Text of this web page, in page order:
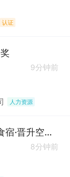
认证
9分钟前
人力资源
鼎程:汽车 普工/质检【5险1金·包食宿·晋升空间·厂车接送】
8分钟前